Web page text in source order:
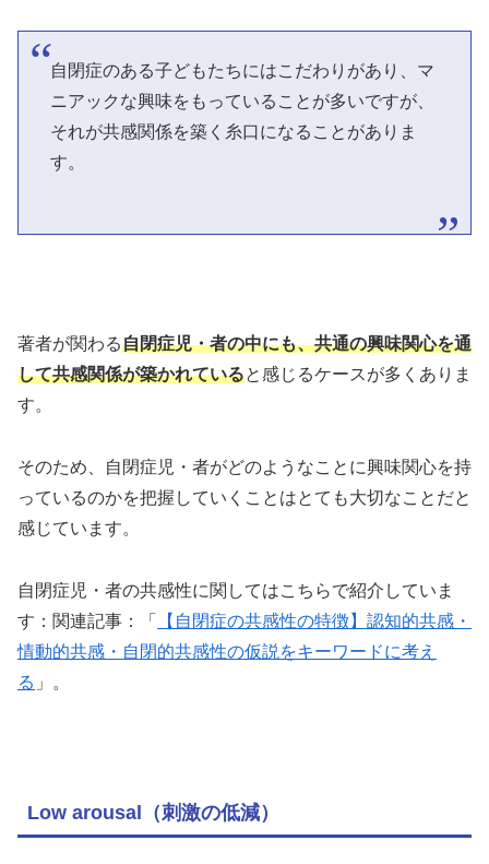
自閉症のある子どもたちにはこだわりがあり、マ
ニアックな興味をもっていることが多いですが、
それが共感関係を築く糸口になることがありま
す。
著者が関わる自閉症児・者の中にも、共通の興味関心を通
して共感関係が築かれていると感じるケースが多くありま
す。
そのため、自閉症児・者がどのようなことに興味関心を持
っているのかを把握していくことはとても大切なことだと
感じています。
自閉症児・者の共感性に関してはこちらで紹介していま
す：関連記事：「
【自閉症の共感性の特徴】認知的共感・
情動的共感・自閉的共感性の仮説をキーワードに考え
る 」。
Low arousal（刺激の低減）